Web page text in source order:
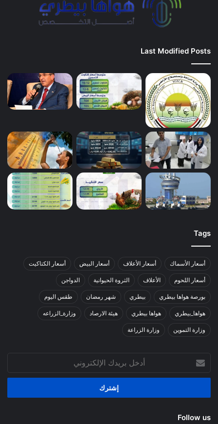
Last Modified Posts
Tags
أسعار الأسماك أسعار الأعلاف أسعار البيض أسعار الكتاكيت
أسعار اللحوم الأعلاف الثروة الحيوانية الدواجن
بورصة هواها بيطري بيطري شهر رمضان طقس اليوم
هواها_بيطري هواها بيطري هيئة الارصاد وزارة_الزراعه
وزارة التموين وزارة الزراعة
بريدك
الإلكتروني
Follow us